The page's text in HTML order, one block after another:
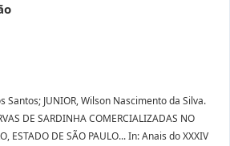
Santos; JUNIOR, Wilson Nascimento da Silva.
DE SARDINHA COMERCIALIZADAS NO
ESTADO DE SÃO PAULO... In: Anais do XXXIV